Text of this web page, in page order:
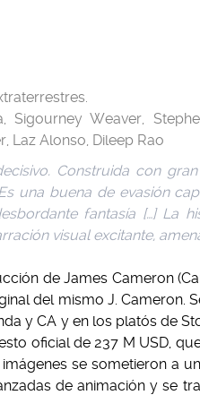
Sigourney Weaver,
Laz Alonso, Dileep Rao
Construida con
una buena de evasión
fantasía […] La
visual excitante,
de James Cameron
del mismo J. Cameron.
y CA y en los platós de
oficial de 237 M USD,
imágenes se sometieron a
de animación y se